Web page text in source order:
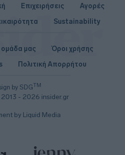
Επιχειρήσεις
Αγορές
Sustainability
by SDGTM
- 2026 insider.gr
ομάδα μας
Όροι χρήσης
Πολιτική Απορρήτου
by Liquid Media